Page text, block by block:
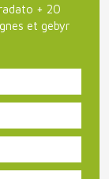
+ 20
et gebyr